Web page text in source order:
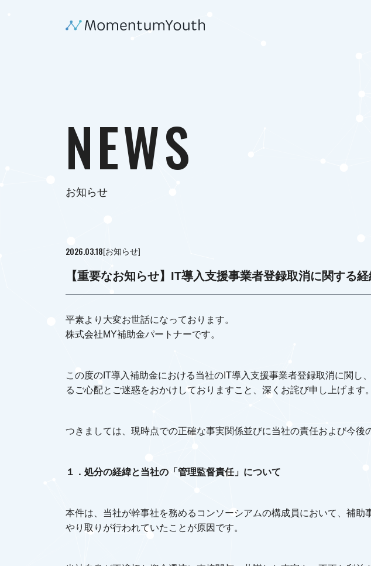
NEWS
お知らせ
2026.03.18[お知らせ]
【重要なお知らせ】IT導入支援事業者登録取消に関する
平素より大変お世話になっております。
株式会社MY補助金パートナーです。
この度のIT導入補助金における当社のIT導入支援事業者登録取消に関
るご心配とご迷惑をおかけしておりますこと、深くお詫び申し上げます。
つきましては、現時点での正確な事実関係並びに当社の責任および今後
１．処分の経緯と当社の「管理監督責任」について
本件は、当社が幹事社を務めるコンソーシアムの構成員において、補
やり取りが行われていたことが原因です。